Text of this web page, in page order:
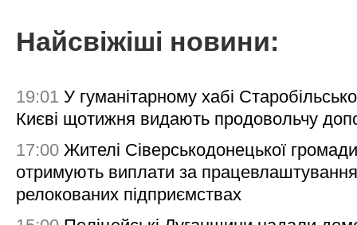
Найсвіжіші новини:
19:01 У гуманітарному хабі
Києві щотижня видають продовольчу
17:00 Жителі Сіверськодонецької
отримують виплати за
релокованих підприємствах